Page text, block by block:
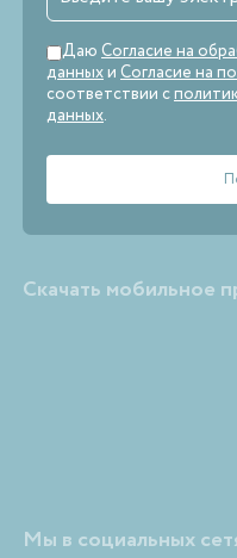
Даю Согласие на
данныхи Согласие на
соответствии с
данных.
Скачать мобильное
Мы в социальных